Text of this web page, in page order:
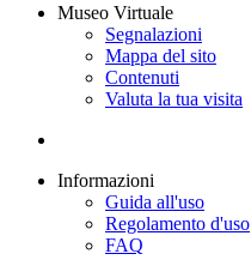
Museo Virtuale
Segnalazioni
Mappa del sito
Contenuti
Valuta la tua visita
Informazioni
Guida all'uso
Regolamento d'uso
FAQ